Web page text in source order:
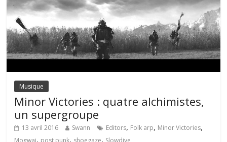
Musique
Minor Victories : quatre alchimistes,
un supergroupe
13 avril 2016 Swann Editors, Folk arp, Minor Victories,
Mogwai, post punk, shoegaze, Slowdive